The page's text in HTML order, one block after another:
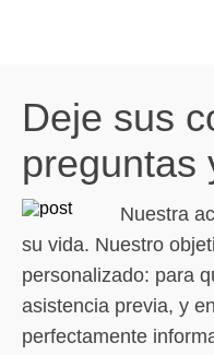
Deje sus
preguntas
Nuestra
su vida. Nuestro
personalizado: para
asistencia previa, y
perfectamente